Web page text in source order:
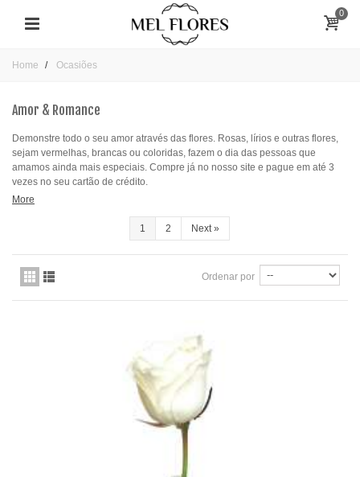
0
Home Ocasiões
Amor & Romance
Demonstre todo o seu amor através das flores. Rosas, lírios e outras flores,
sejam vermelhas, brancas ou coloridas, fazem o dia das pessoas que
amamos ainda mais especiais. Compre já no nosso site e pague em até 3
vezes no seu cartão de crédito.
More
1 2 Next»
Ordenar por